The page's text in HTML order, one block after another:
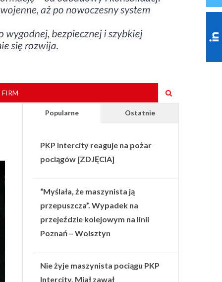
Popularne Ostatnie
PKP Intercity reaguje na pożar
pociągów [ZDJĘCIA]
“Myślała, że maszynista ją
przepuszcza”. Wypadek na
przejeździe kolejowym na linii
Poznań – Wolsztyn
Nie żyje maszynista pociągu PKP
Intercity. Miał zawał